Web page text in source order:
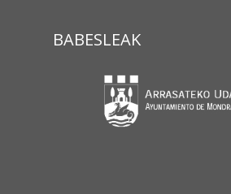
BABESLEAK